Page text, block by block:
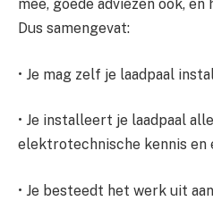
mee, goede adviezen ook,
Dus samengevat:
• Je mag zelf je laadpaal
• Je installeert je laadpaal
elektrotechnische kennis en
• Je besteedt het werk uit